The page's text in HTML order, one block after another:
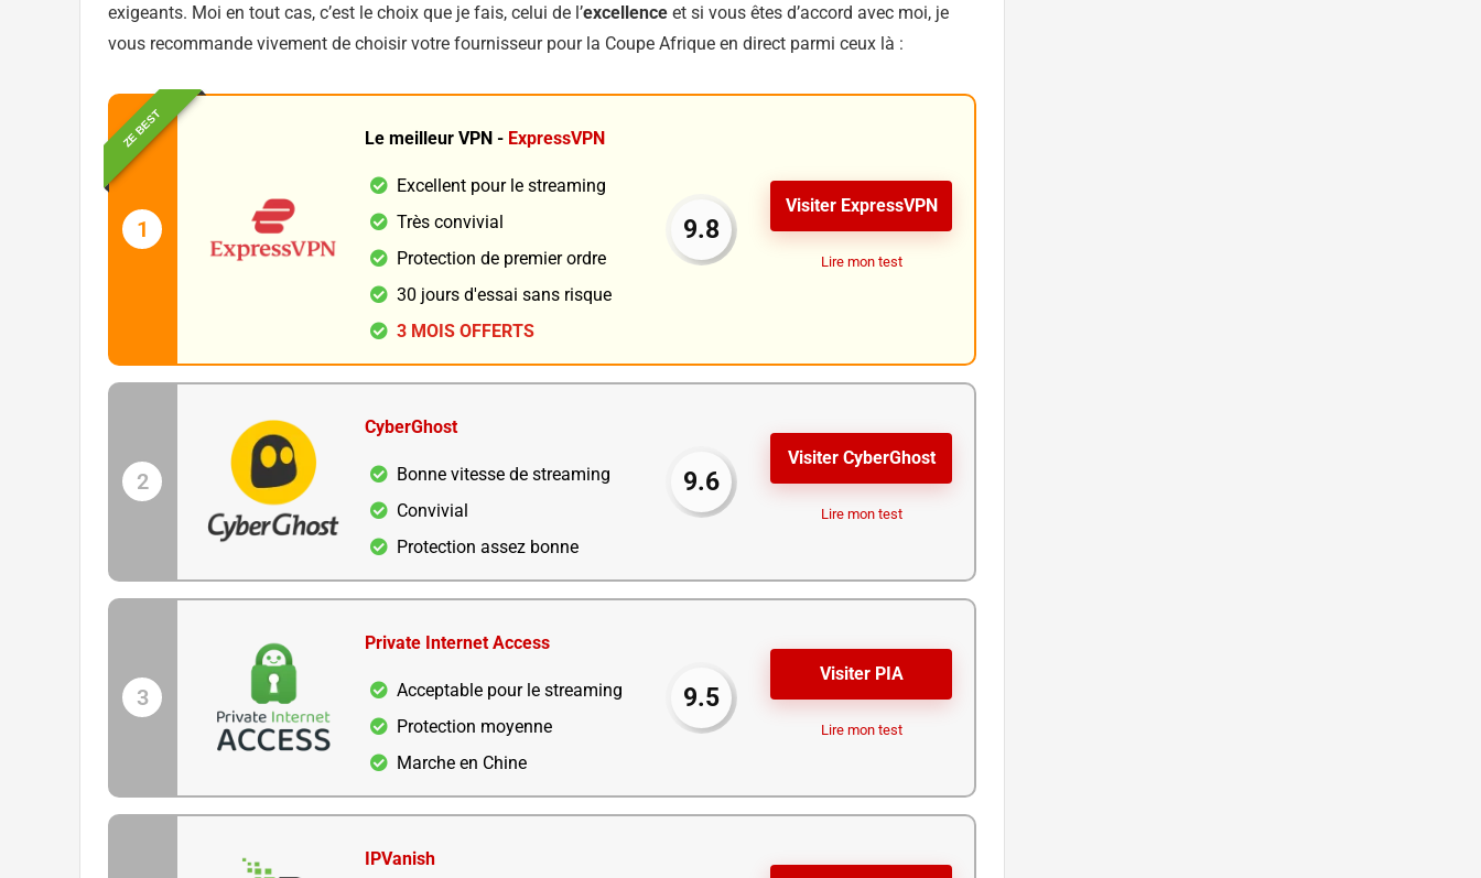
exigeants. Moi en tout cas, c’est le choix que je fais, celui de l’excellence et si vous êtes d’accord avec moi, je
vous recommande vivement de choisir votre fournisseur pour la Coupe Afrique en direct parmi ceux là :
ZE BEST
1
Le meilleur VPN - ExpressVPN
Excellent pour le streaming
Très convivial
Protection de premier ordre
30 jours d'essai sans risque
3 MOIS OFFERTS
9.8
Visiter ExpressVPN
Lire mon test
2
CyberGhost
Bonne vitesse de streaming
Convivial
Protection assez bonne
9.6
Visiter CyberGhost
Lire mon test
3
Private Internet Access
Acceptable pour le streaming
Protection moyenne
Marche en Chine
9.5
Visiter PIA
Lire mon test
IPVanish